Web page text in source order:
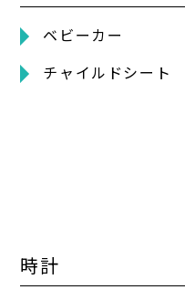
ベビーカー
チャイルドシート
時計